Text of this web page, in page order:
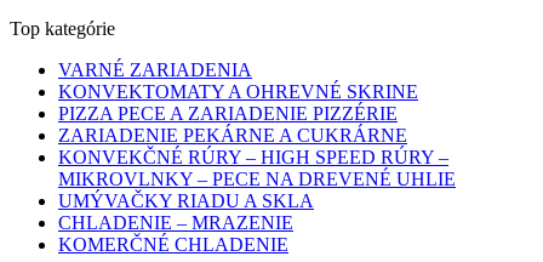
Top kategórie
VARNÉ ZARIADENIA
KONVEKTOMATY A OHREVNÉ SKRINE
PIZZA PECE A ZARIADENIE PIZZÉRIE
ZARIADENIE PEKÁRNE A CUKRÁRNE
KONVEKČNÉ RÚRY – HIGH SPEED RÚRY –
MIKROVLNKY – PECE NA DREVENÉ UHLIE
UMÝVAČKY RIADU A SKLA
CHLADENIE – MRAZENIE
KOMERČNÉ CHLADENIE